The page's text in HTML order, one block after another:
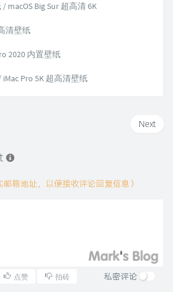
macOS Big Sur 超高清 6K
清壁纸
2020 内置壁纸
iMac Pro 5K 超高清壁纸
Next
邮箱地址，以便接收评论回复信息）
点赞 拍砖 私密评论